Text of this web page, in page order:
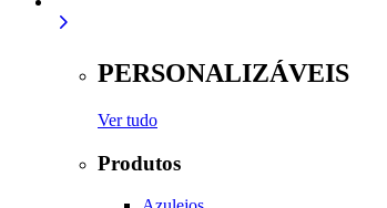
PERSONALIZÁVEIS
Ver tudo
Produtos